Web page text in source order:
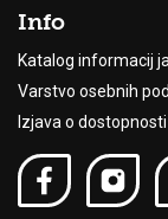
Info
Katalog informacij
Varstvo osebnih
Izjava o dostopnosti